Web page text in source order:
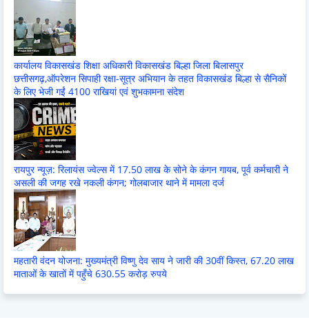
कार्यालय विकासखंड शिक्षा अधिकारी विकासखंड बिल्हा जिला बिलासपुर
छत्तीसगढ़,ऑपरेशन सिपाही रक्षा-सूत्र अभियान के तहत विकासखंड बिल्हा से सैनिकों
के लिए भेजी गईं 4100 राखियां एवं शुभकामना संदेश
रायपुर न्यूज़: रिलायंस ज्वेल्स में 17.50 लाख के सोने के कंगन गायब, पूर्व कर्मचारी ने
असली की जगह रखे नकली कंगन; गोलबाजार थाने में मामला दर्ज
महतारी वंदन योजना: मुख्यमंत्री विष्णु देव साय ने जारी की 30वीं किस्त, 67.20 लाख
माताओं के खातों में पहुँचे 630.55 करोड़ रुपये